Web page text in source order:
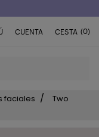
CUENTA CESTA (0)
faciales
Two